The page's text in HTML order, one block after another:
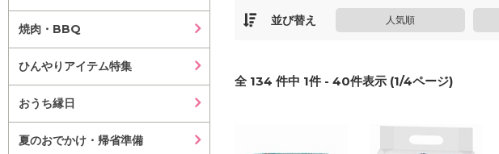
焼肉・BBQ
ひんやりアイテム特集
おうち縁日
夏のおでかけ・帰省準備
並び替え 人気順
全 134 件中 1件 - 40件表示 (1/4ページ)